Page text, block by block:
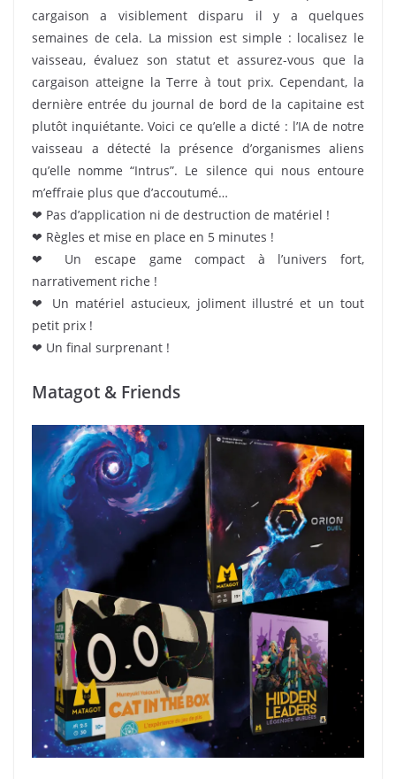
cargaison a visiblement disparu il y a quelques
semaines de cela. La mission est simple : localisez le
vaisseau, évaluez son statut et assurez-vous que la
cargaison atteigne la Terre à tout prix. Cependant, la
dernière entrée du journal de bord de la capitaine est
plutôt inquiétante. Voici ce qu’elle a dicté : l’IA de notre
vaisseau a détecté la présence d’organismes aliens
qu’elle nomme “Intrus”. Le silence qui nous entoure
m’effraie plus que d’accoutumé…
❤ Pas d’application ni de destruction de matériel !
❤ Règles et mise en place en 5 minutes !
❤ Un escape game compact à l’univers fort,
narrativement riche !
❤ Un matériel astucieux, joliment illustré et un tout
petit prix !
❤ Un final surprenant !
Matagot & Friends